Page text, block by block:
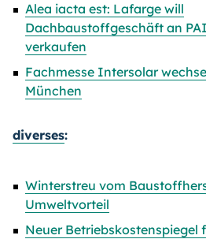
Alea iacta est: Lafarge will
Dachbaustoffgeschäft an
verkaufen
Fachmesse Intersolar
München
diverses:
Winterstreu vom
Umweltvorteil
Neuer Betriebskostenspiegel